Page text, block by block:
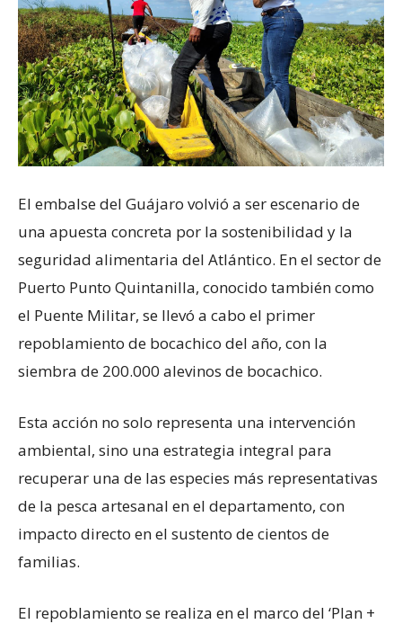
El embalse del Guájaro volvió a ser escenario de
una apuesta concreta por la sostenibilidad y la
seguridad alimentaria del Atlántico. En el sector de
Puerto Punto Quintanilla, conocido también como
el Puente Militar, se llevó a cabo el primer
repoblamiento de bocachico del año, con la
siembra de 200.000 alevinos de bocachico.
Esta acción no solo representa una intervención
ambiental, sino una estrategia integral para
recuperar una de las especies más representativas
de la pesca artesanal en el departamento, con
impacto directo en el sustento de cientos de
familias.
El repoblamiento se realiza en el marco del ‘Plan +